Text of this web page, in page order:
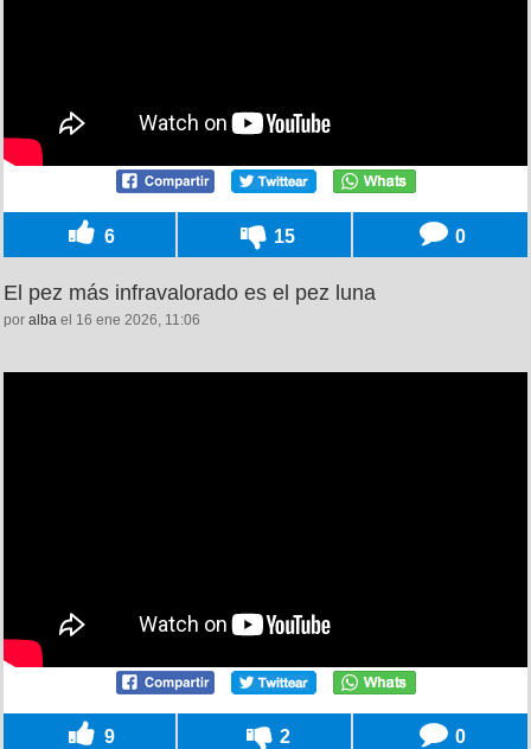
6 15 0
El pez más infravalorado es el pez luna
por alba el 16 ene 2026, 11:06
9 2 0